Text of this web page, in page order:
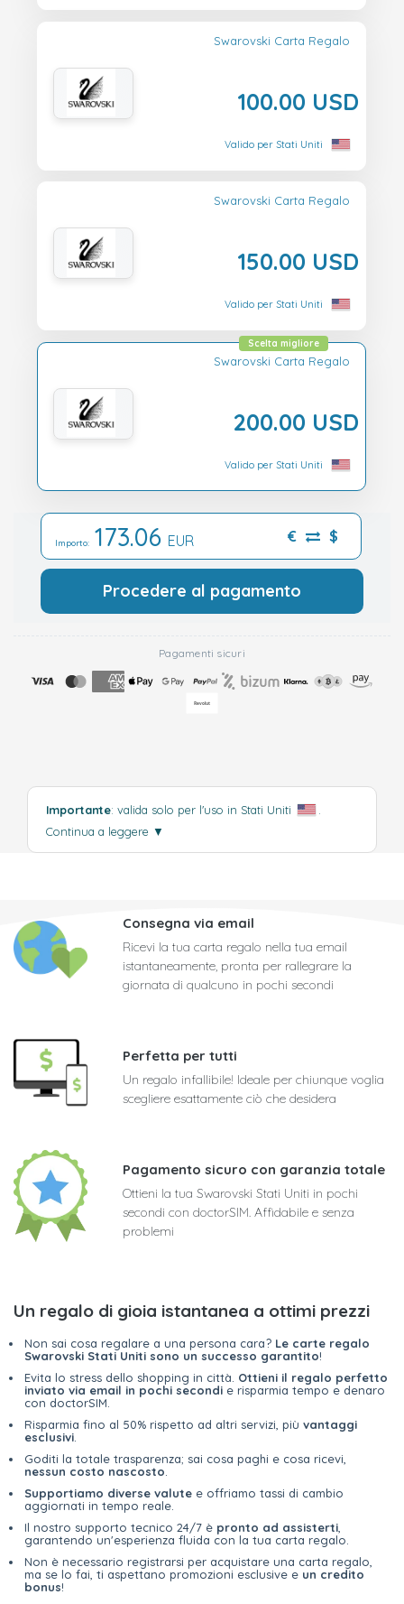
Swarovski Carta Regalo
100.00 USD
Valido per Stati Uniti
Swarovski Carta Regalo
150.00 USD
Valido per Stati Uniti
Swarovski Carta Regalo
200.00 USD
Scelta migliore
Valido per Stati Uniti
Importo: 173.06 EUR € $
Procedere al pagamento
Pagamenti sicuri
Importante: valida solo per l'uso in Stati Uniti
Continua a leggere ▼
Consegna via email
Ricevi la tua carta regalo nella tua email
istantaneamente, pronta per rallegrare la
giornata di qualcuno in pochi secondi
Perfetta per tutti
Un regalo infallibile! Ideale per chiunque voglia
scegliere esattamente ciò che desidera
Pagamento sicuro con garanzia totale
Ottieni la tua Swarovski Stati Uniti in pochi
secondi con doctorSIM. Affidabile e senza
problemi
Un regalo di gioia istantanea a ottimi prezzi
Non sai cosa regalare a una persona cara? Le carte regalo
Swarovski Stati Uniti sono un successo garantito!
Evita lo stress dello shopping in città. Ottieni il regalo perfetto
inviato via email in pochi secondi e risparmia tempo e denaro
con doctorSIM.
Risparmia fino al 50% rispetto ad altri servizi, più vantaggi
esclusivi
Goditi la totale trasparenza; sai cosa paghi e cosa ricevi,
nessun costo nascosto
Supportiamo diverse valute e offriamo tassi di cambio
aggiornati in tempo reale.
Il nostro supporto tecnico 24/7 è pronto ad assisterti
garantendo un'esperienza fluida con la tua carta regalo.
Non è necessario registrarsi per acquistare una carta regalo,
ma se lo fai, ti aspettano promozioni esclusive e un credito
bonus!